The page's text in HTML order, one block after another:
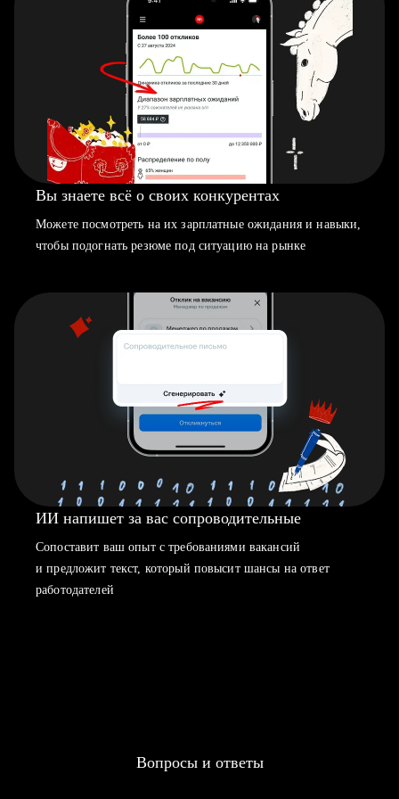
Вы знаете всё о своих конкурентах
Можете посмотреть на их зарплатные ожидания и навыки,
чтобы подогнать резюме под ситуацию на рынке
ИИ напишет за вас сопроводительные
Сопоставит ваш опыт с требованиями вакансий
и предложит текст, который повысит шансы на ответ
работодателей
Вопросы и ответы